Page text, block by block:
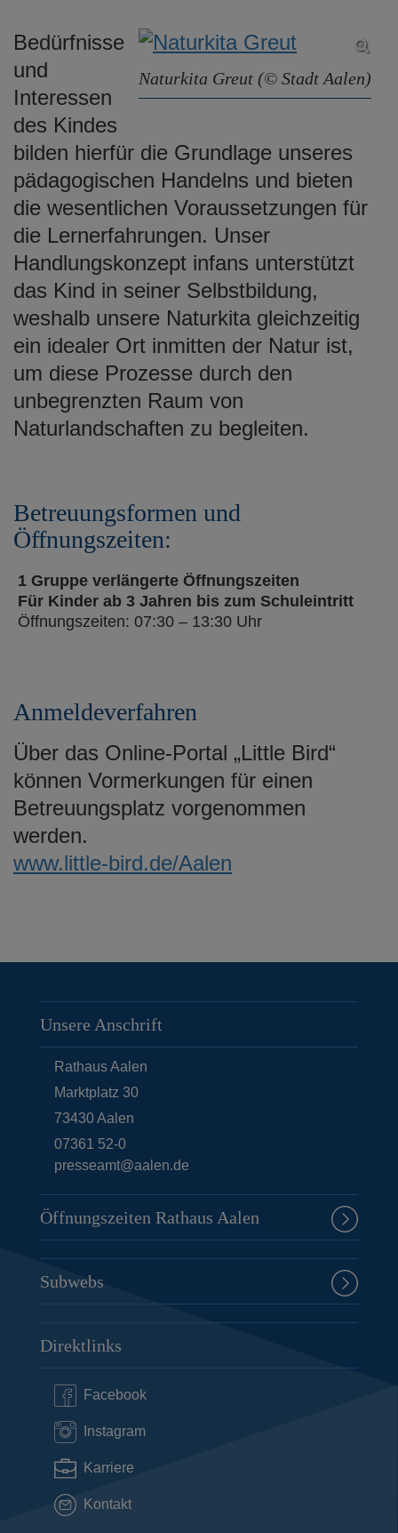
Naturkita Greut (© Stadt Aalen)
Bedürfnisse
und
Interessen
des Kindes
bilden hierfür die Grundlage unseres
pädagogischen Handelns und bieten
die wesentlichen Voraussetzungen für
die Lernerfahrungen. Unser
Handlungskonzept infans unterstützt
das Kind in seiner Selbstbildung,
weshalb unsere Naturkita gleichzeitig
ein idealer Ort inmitten der Natur ist,
um diese Prozesse durch den
unbegrenzten Raum von
Naturlandschaften zu begleiten.
Betreuungsformen und
Öffnungszeiten:
1 Gruppe verlängerte Öffnungszeiten
Für Kinder ab 3 Jahren bis zum Schuleintritt
Öffnungszeiten: 07:30 – 13:30 Uhr
Anmeldeverfahren
Über das Online-Portal „Little Bird“
können Vormerkungen für einen
Betreuungsplatz vorgenommen
werden.
www.little-bird.de/Aalen
Unsere Anschrift
Rathaus Aalen
Marktplatz 30
73430Aalen
07361 52-0
presseamt@aalen.de
Öffnungszeiten Rathaus Aalen
Subwebs
Direktlinks
Facebook
Instagram
Karriere
Kontakt